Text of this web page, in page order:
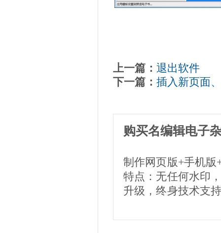
上一篇： 退出软件
下一篇： 插入新页面
购买名编辑电子
制作网页版+手机版
特点：无任何水印
升级，终身技术支